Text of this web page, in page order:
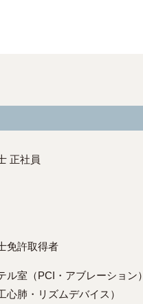
正社員
免許取得者
ル室（PCI・アブレーション）
心肺・リズムデバイス）